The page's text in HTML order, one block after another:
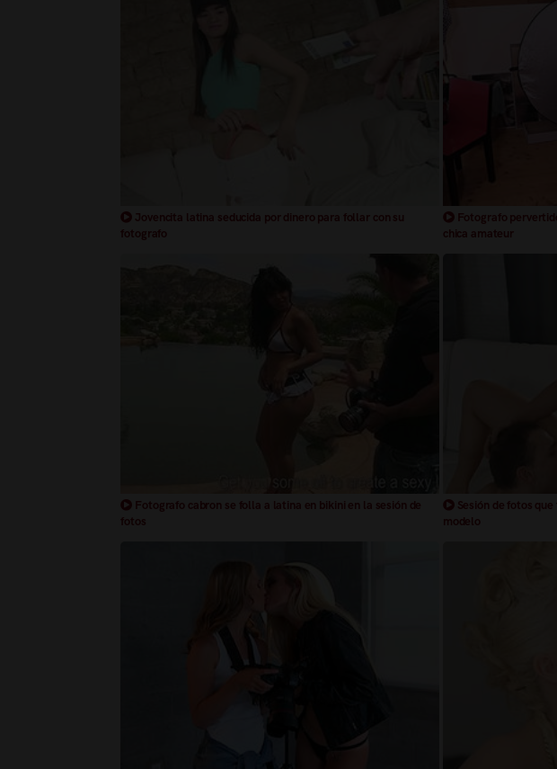
Jovencita latina seducida por dinero para follar con su
fotografo
Fotografo
chica amateur
Fotografo cabron se folla a latina en bikini en la sesión de
fotos
Sesión de fotos
modelo